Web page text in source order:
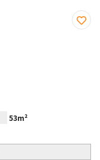
53m²